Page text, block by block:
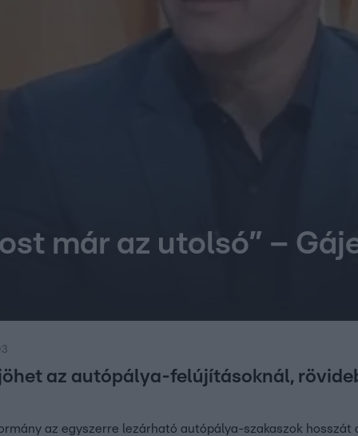
már az utolsó” –
az autópálya-felújításoknál,
az egyszerre lezárható autópálya-szakaszok hosszát